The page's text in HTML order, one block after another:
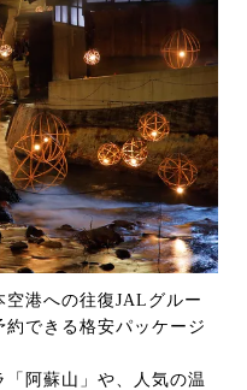
港への往復JALグルー
できる格安パッケージ
阿蘇山」や、人気の温